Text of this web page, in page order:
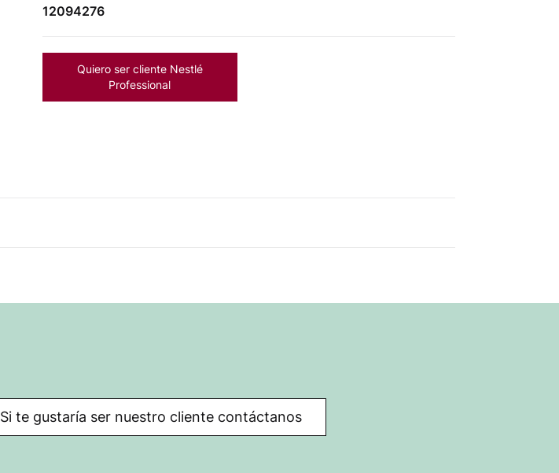
12094276
Quiero ser cliente Nestlé
Professional
Si te gustaría ser nuestro cliente contáctanos